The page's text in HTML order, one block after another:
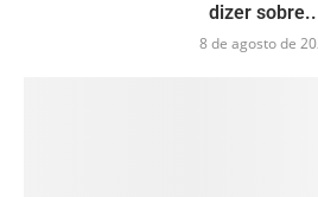
dizer
8 de agosto de